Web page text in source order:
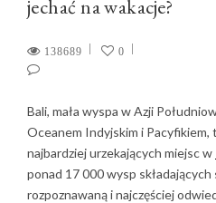
jechać na wakacje?
138689 0
Bali, mała wyspa w Azji
Oceanem Indyjskim i Pacyfikiem,
najbardziej urzekających miejsc w
ponad 17 000 wysp
rozpoznawaną i najczęściej